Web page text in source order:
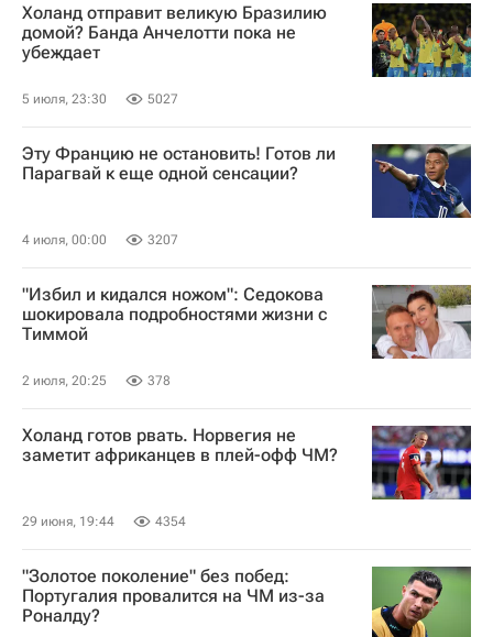
Холанд отправит великую Бразилию
домой? Банда Анчелотти пока не
убеждает
5 июля, 23:30 5027
Эту Францию не остановить! Готов ли
Парагвай к еще одной сенсации?
4 июля, 00:00 3207
"Избил и кидался ножом": Седокова
шокировала подробностями жизни с
Тиммой
2 июля, 20:25 378
Холанд готов рвать. Норвегия не
заметит африканцев в плей-офф ЧМ?
29 июня, 19:44 4354
"Золотое поколение" без побед:
Португалия провалится на ЧМ из-за
Роналду?